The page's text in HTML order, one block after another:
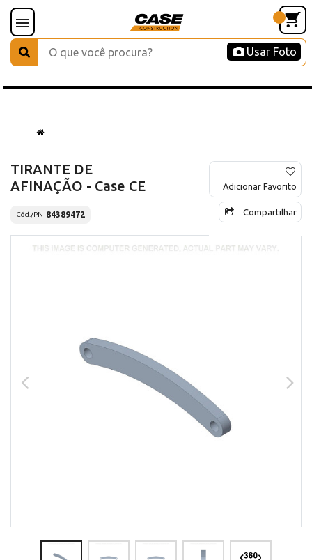
Usar Foto
TIRANTE DE
AFINAÇÃO - Case CE
Cód./PN 84389472
Adicionar Favorito
Compartilhar